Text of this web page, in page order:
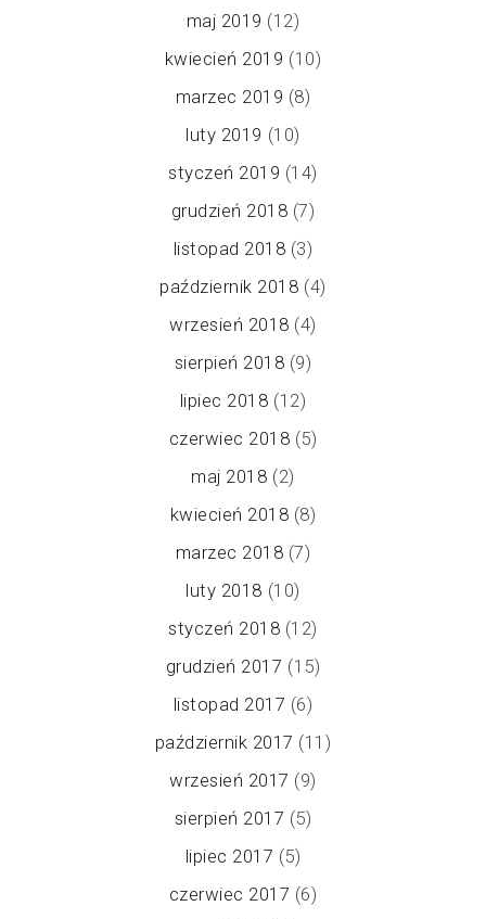
maj 2019 (12)
kwiecień 2019 (10)
marzec 2019 (8)
luty 2019 (10)
styczeń 2019 (14)
grudzień 2018 (7)
listopad 2018 (3)
październik 2018 (4)
wrzesień 2018 (4)
sierpień 2018 (9)
lipiec 2018 (12)
czerwiec 2018 (5)
maj 2018 (2)
kwiecień 2018 (8)
marzec 2018 (7)
luty 2018 (10)
styczeń 2018 (12)
grudzień 2017 (15)
listopad 2017 (6)
październik 2017 (11)
wrzesień 2017 (9)
sierpień 2017 (5)
lipiec 2017 (5)
czerwiec 2017 (6)